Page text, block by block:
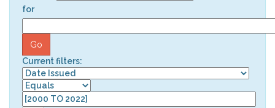
for
Current filters: